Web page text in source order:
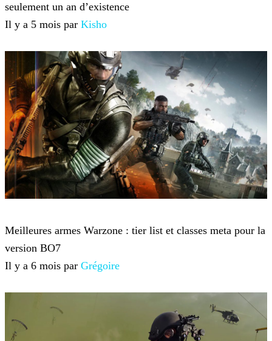
seulement un an d’existence
Il y a 5 mois par Kisho
Meilleures armes Warzone : tier list et classes meta pour la
version BO7
Il y a 6 mois par Grégoire